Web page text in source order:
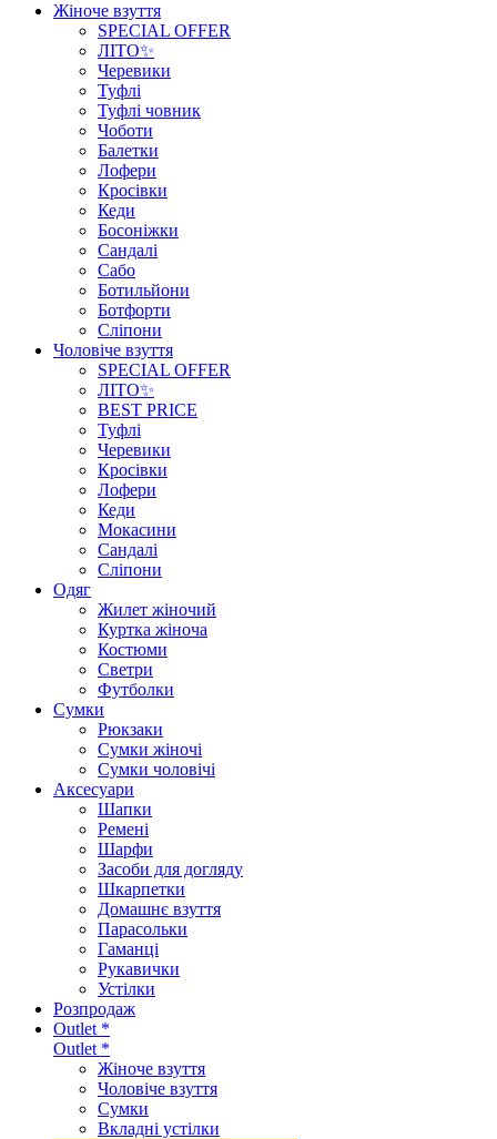
Жіноче взуття
SPECIAL OFFER
ЛІТО✨
Черевики
Туфлі
Туфлі човник
Чоботи
Балетки
Лофери
Кросівки
Кеди
Босоніжки
Сандалі
Сабо
Ботильйони
Ботфорти
Сліпони
Чоловіче взуття
SPECIAL OFFER
ЛІТО✨
BEST PRICE
Туфлі
Черевики
Кросівки
Лофери
Кеди
Мокасини
Сандалі
Сліпони
Одяг
Жилет жіночий
Куртка жіноча
Костюми
Светри
Футболки
Сумки
Рюкзаки
Сумки жіночі
Сумки чоловічі
Аксеcуари
Шапки
Ремені
Шарфи
Засоби для догляду
Шкарпетки
Домашнє взуття
Парасольки
Гаманці
Рукавички
Устілки
Розпродаж
Outlet *
Outlet *
Жіноче взуття
Чоловіче взуття
Сумки
Вкладні устілки